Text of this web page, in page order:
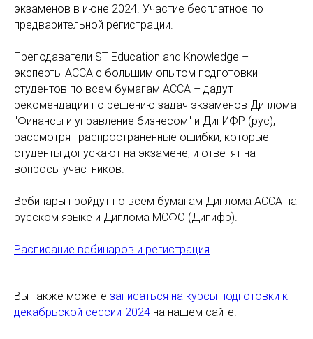
экзаменов в июне 2024. Участие бесплатное по
предварительной регистрации.
Преподаватели ST Education and Knowledge –
эксперты ACCA с большим опытом подготовки
студентов по всем бумагам ACCA – дадут
рекомендации по решению задач экзаменов Диплома
"Финансы и управление бизнесом" и ДипИФР (рус),
рассмотрят распространенные ошибки, которые
студенты допускают на экзамене, и ответят на
вопросы участников.
Вебинары пройдут по всем бумагам Диплома ACCA на
русском языке и Диплома МСФО (Дипифр).
Расписание вебинаров и регистрация
Вы также можете записаться на курсы подготовки к
декабрьской сессии-2024 на нашем сайте!